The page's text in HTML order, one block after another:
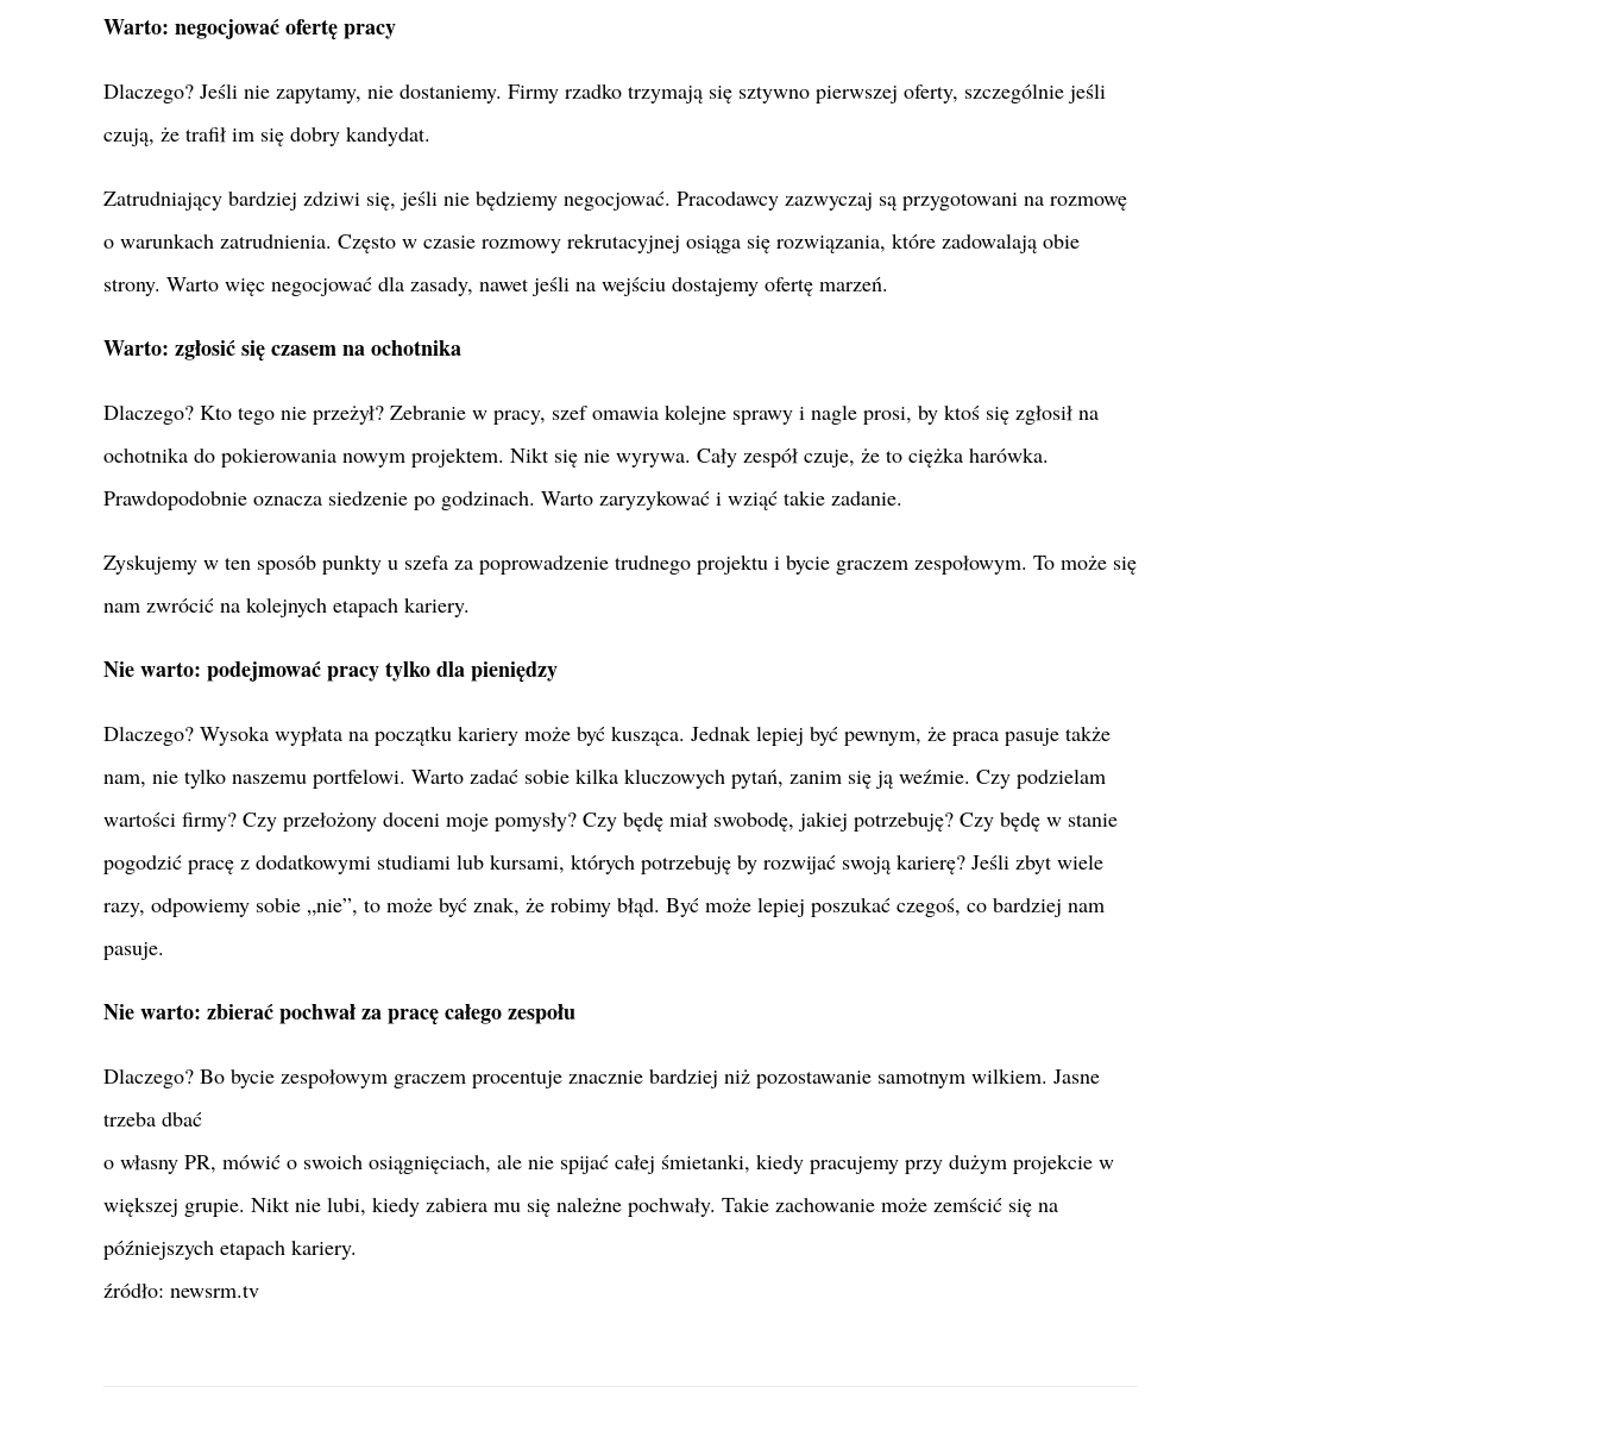
Warto: negocjować ofertę pracy
Dlaczego? Jeśli nie zapytamy, nie dostaniemy. Firmy rzadko trzymają się sztywno pierwszej oferty, szczególnie jeśli
czują, że trafił im się dobry kandydat.
Zatrudniający bardziej zdziwi się, jeśli nie będziemy negocjować. Pracodawcy zazwyczaj są przygotowani na rozmowę
o warunkach zatrudnienia. Często w czasie rozmowy rekrutacyjnej osiąga się rozwiązania, które zadowalają obie
strony. Warto więc negocjować dla zasady, nawet jeśli na wejściu dostajemy ofertę marzeń.
Warto: zgłosić się czasem na ochotnika
Dlaczego? Kto tego nie przeżył? Zebranie w pracy, szef omawia kolejne sprawy i nagle prosi, by ktoś się zgłosił na
ochotnika do pokierowania nowym projektem. Nikt się nie wyrywa. Cały zespół czuje, że to ciężka harówka.
Prawdopodobnie oznacza siedzenie po godzinach. Warto zaryzykować i wziąć takie zadanie.
Zyskujemy w ten sposób punkty u szefa za poprowadzenie trudnego projektu i bycie graczem zespołowym. To może się
nam zwrócić na kolejnych etapach kariery.
Nie warto: podejmować pracy tylko dla pieniędzy
Dlaczego? Wysoka wypłata na początku kariery może być kusząca. Jednak lepiej być pewnym, że praca pasuje także
nam, nie tylko naszemu portfelowi. Warto zadać sobie kilka kluczowych pytań, zanim się ją weźmie. Czy podzielam
wartości firmy? Czy przełożony doceni moje pomysły? Czy będę miał swobodę, jakiej potrzebuję? Czy będę w stanie
pogodzić pracę z dodatkowymi studiami lub kursami, których potrzebuję by rozwijać swoją karierę? Jeśli zbyt wiele
razy, odpowiemy sobie „nie”, to może być znak, że robimy błąd. Być może lepiej poszukać czegoś, co bardziej nam
pasuje.
Nie warto: zbierać pochwał za pracę całego zespołu
Dlaczego? Bo bycie zespołowym graczem procentuje znacznie bardziej niż pozostawanie samotnym wilkiem. Jasne
trzeba dbać
o własny PR, mówić o swoich osiągnięciach, ale nie spijać całej śmietanki, kiedy pracujemy przy dużym projekcie w
większej grupie. Nikt nie lubi, kiedy zabiera mu się należne pochwały. Takie zachowanie może zemścić się na
późniejszych etapach kariery.
źródło: newsrm.tv